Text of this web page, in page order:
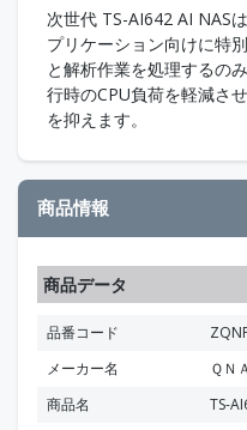
次世代 TS-AI642 AI NAS
プリケーション向けに特
と解析作業を処理するの
行時のCPU負荷を軽減さ
を抑えます。
商品情報
商品データ
品番コード
メーカー名
ＱＮ
商品名
TS-